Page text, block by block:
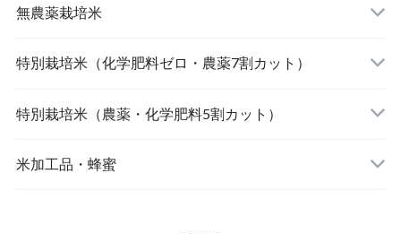
山形庄内 ミルキークィーン（有機栽培米）
北海道産 おぼろづき（自然栽培米）
北海道産 ななつぼし（自然栽培米）
島根松江きぬむすめ(有機栽培米)
おやじの米 山形鶴岡産 雪若丸
【完売】おやじの米 山形鶴岡産ササニシキ
おやじの米 山形鶴岡産つや姫
おやじの米 山形鶴岡産こしひかり
無農薬栽培米
宮崎県産 太陽米ミルキークィーン
【完売】島根奥出雲産 櫛名田姫米こしひかり
【完売】新潟燕産 こしひかり
特別栽培米（化学肥料ゼロ・農薬7割カット）
風さやか（長野）
JAたじま コウノトリ育むお米 こしひかり（兵
特別栽培米（農薬・化学肥料5割カット）
新潟佐渡産 こしひかり
米加工品・蜂蜜